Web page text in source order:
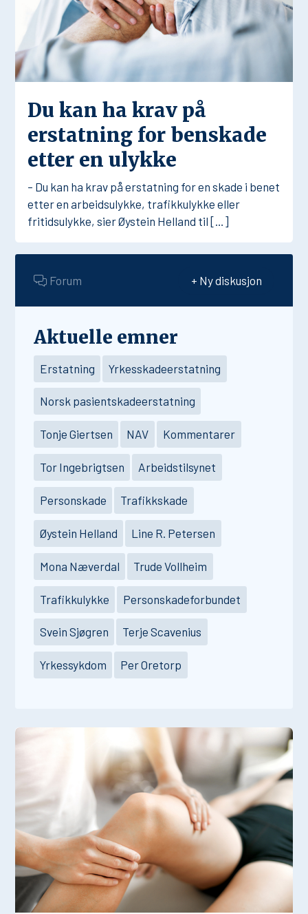
Du kan ha krav på
erstatning for benskade
etter en ulykke
– Du kan ha krav på erstatning for en skade i benet
etter en arbeidsulykke, trafikkulykke eller
fritidsulykke, sier Øystein Helland til […]
Forum + Ny diskusjon
Aktuelle emner
Erstatning Yrkesskadeerstatning
Norsk pasientskadeerstatning
Tonje Giertsen NAV Kommentarer
Tor Ingebrigtsen Arbeidstilsynet
Personskade Trafikkskade
Øystein Helland Line R. Petersen
Mona Næverdal Trude Vollheim
Trafikkulykke Personskadeforbundet
Svein Sjøgren Terje Scavenius
Yrkessykdom Per Oretorp